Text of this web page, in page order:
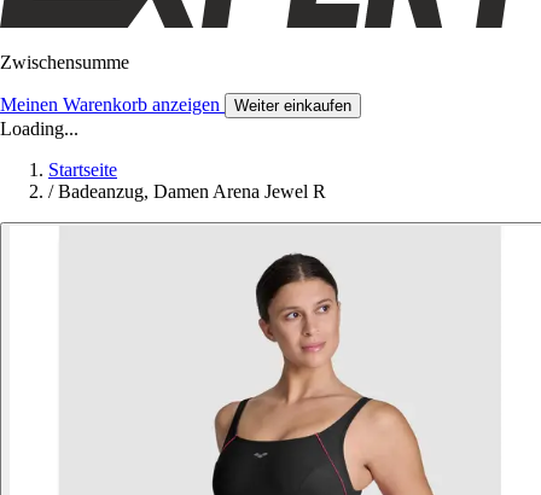
Zwischensumme
Meinen Warenkorb anzeigen Weiter einkaufen
Loading...
Startseite
/ Badeanzug, Damen Arena Jewel R